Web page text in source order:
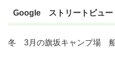
Google ストリートビュ
冬 3月の旗坂キャンプ場 船